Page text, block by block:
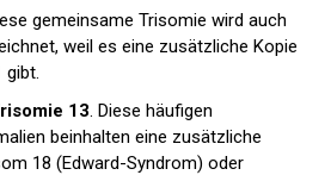
gemeinsame Trisomie wird auch
weil es eine zusätzliche Kopie
gibt.
13. Diese häufigen
beinhalten eine zusätzliche
18 (Edward-Syndrom) oder